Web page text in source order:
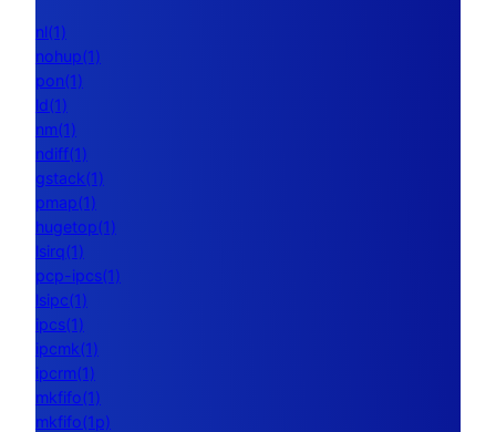
nl(1)
nohup(1)
pon(1)
ld(1)
nm(1)
ndiff(1)
gstack(1)
pmap(1)
hugetop(1)
lsirq(1)
pcp-ipcs(1)
lsipc(1)
ipcs(1)
ipcmk(1)
ipcrm(1)
mkfifo(1)
mkfifo(1p)